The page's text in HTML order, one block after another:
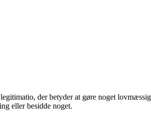
der betyder at gøre noget
eller besidde noget.